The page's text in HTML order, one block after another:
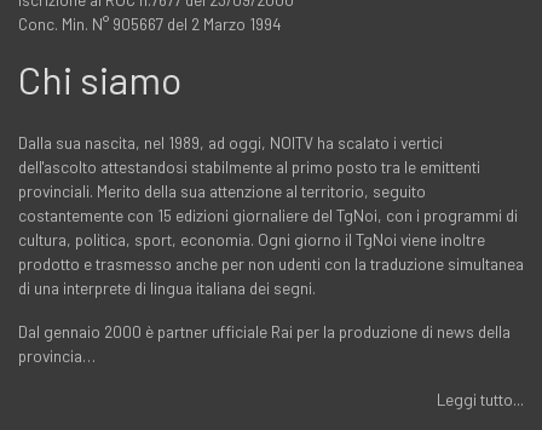
Conc. Min. N° 905667 del 2 Marzo 1994
Chi siamo
Dalla sua nascita, nel 1989, ad oggi, NOITV ha scalato i vertici
dell'ascolto attestandosi stabilmente al primo posto tra le emittenti
provinciali. Merito della sua attenzione al territorio, seguito
costantemente con 15 edizioni giornaliere del TgNoi, con i programmi di
cultura, politica, sport, economia. Ogni giorno il TgNoi viene inoltre
prodotto e trasmesso anche per non udenti con la traduzione simultanea
di una interprete di lingua italiana dei segni.
Dal gennaio 2000 è partner ufficiale Rai per la produzione di news della
provincia…
Leggi tutto...